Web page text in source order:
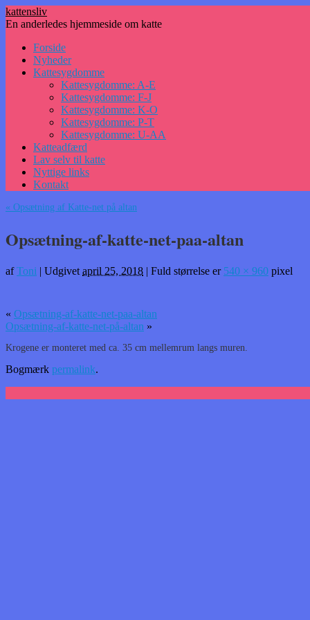
kattensliv
En anderledes hjemmeside om katte
Hop
indhold
Forside
Nyheder
Kattesygdomme
Kattesygdomme: A-E
Kattesygdomme: F-J
Kattesygdomme: K-O
Kattesygdomme: P-T
Kattesygdomme: U-AA
Katteadfærd
Lav selv til katte
Nyttige links
Kontakt
« Opsætning af Katte-net på altan
Opsætning-af-katte-net-paa-altan
af Toni | Udgivet april 25, 2018 | Fuld størrelse er 540 × 960 pixel
« Opsætning-af-katte-net-paa-altan
Opsætning-af-katte-net-på-altan »
Krogene er monteret med ca. 35 cm mellemrum langs muren.
Bogmærk permalink.